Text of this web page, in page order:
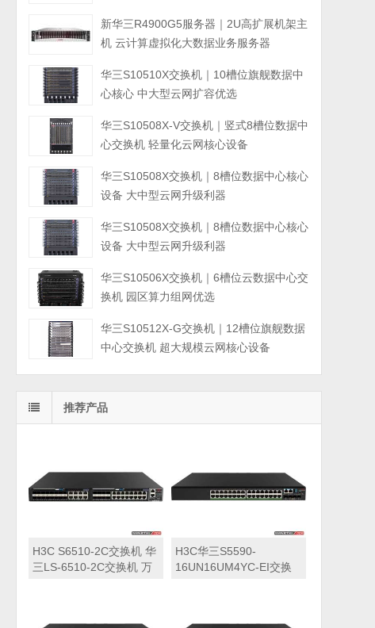
新华三R4900G5服务器｜2U高扩展机架主
机 云计算虚拟化大数据业务服务器
华三S10510X交换机｜10槽位旗舰数据中
心核心 中大型云网扩容优选
华三S10508X-V交换机｜竖式8槽位数据中
心交换机 轻量化云网核心设备
华三S10508X交换机｜8槽位数据中心核心
设备 大中型云网升级利器
华三S10508X交换机｜8槽位数据中心核心
设备 大中型云网升级利器
华三S10506X交换机｜6槽位云数据中心交
换机 园区算力组网优选
华三S10512X-G交换机｜12槽位旗舰数据
中心交换机 超大规模云网核心设备
推荐产品
H3C S6510-2C交换机 华
三LS-6510-2C交换机 万
H3C华三S5590-
16UN16UM4YC-EI交换